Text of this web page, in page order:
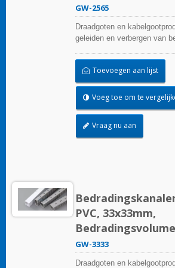
GW-2565
Draadgoten en
geleiden en verbergen van
configuraties, materialen,
aan elke toepassing te
breed scala aan accessoires
voor een gemakkelijke
Toevoegen aan lijst
Voeg toe om te
Vraag nu aan
PVC, 33x33mm,
GW-3333
Draadgoten en